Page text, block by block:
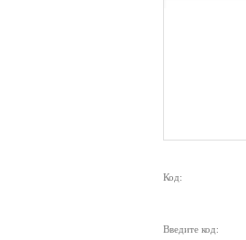
Код:
Введите код: